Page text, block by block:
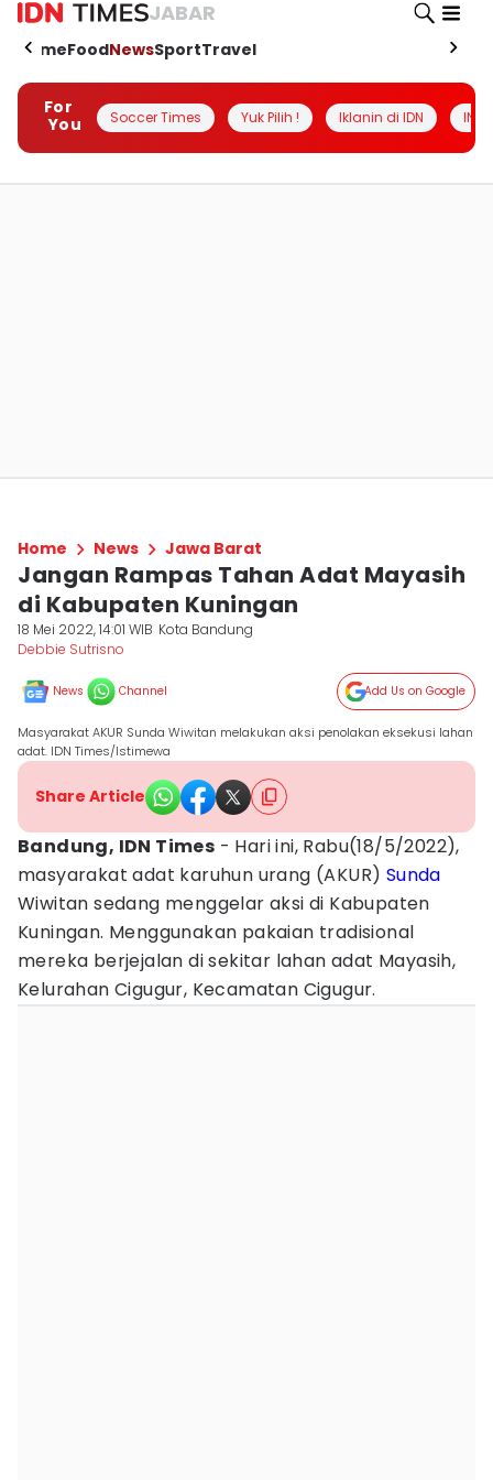
JABAR
HomeFoodNewsSportTravel
For
You
Soccer Times Yuk Pilih ! Iklanin di IDN
Home News Jawa Barat
Jangan Rampas Tahan Adat Mayasih
di Kabupaten Kuningan
18 Mei 2022, 14:01 WIB Kota Bandung
Debbie Sutrisno
News Channel Add Us on Google
Masyarakat AKUR Sunda Wiwitan melakukan aksi penolakan eksekusi lahan
adat. IDN Times/Istimewa
Share Article
Bandung, IDN Times - Hari ini, Rabu(18/5/2022),
masyarakat adat karuhun urang (AKUR) Sunda
Wiwitan sedang menggelar aksi di Kabupaten
Kuningan. Menggunakan pakaian tradisional
mereka berjejalan di sekitar lahan adat Mayasih,
Kelurahan Cigugur, Kecamatan Cigugur.